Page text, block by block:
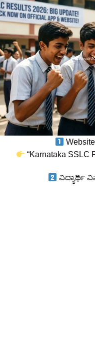
“Karnataka SSLC
ವಿದ್ಯಾರ್ಥಿ